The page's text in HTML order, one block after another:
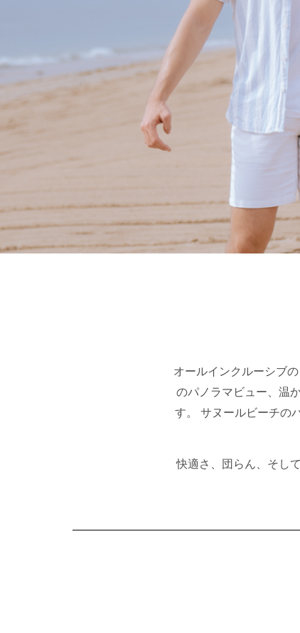
オールインクルーシブ
のパノラマビュー、温
す。 サヌールビーチの
快適さ、団らん、そし